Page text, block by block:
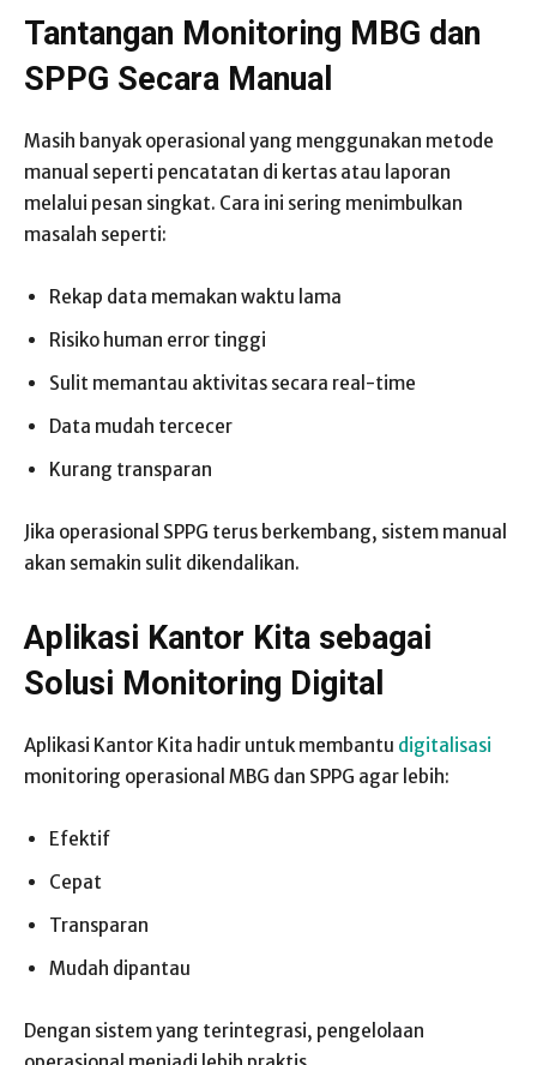
Tantangan Monitoring MBG dan
SPPG Secara Manual
Masih banyak operasional yang menggunakan metode
manual seperti pencatatan di kertas atau laporan
melalui pesan singkat. Cara ini sering menimbulkan
masalah seperti:
Rekap data memakan waktu lama
Risiko human error tinggi
Sulit memantau aktivitas secara real-time
Data mudah tercecer
Kurang transparan
Jika operasional SPPG terus berkembang, sistem manual
akan semakin sulit dikendalikan.
Aplikasi Kantor Kita sebagai
Solusi Monitoring Digital
Aplikasi Kantor Kita hadir untuk membantu digitalisasi
monitoring operasional MBG dan SPPG agar lebih:
Efektif
Cepat
Transparan
Mudah dipantau
Dengan sistem yang terintegrasi, pengelolaan